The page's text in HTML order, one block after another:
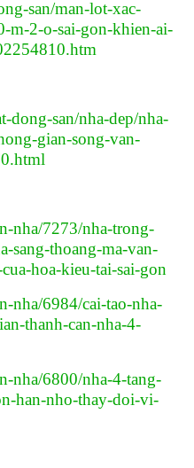
san/man-lot-xac-
m-2-o-sai-gon-khien-ai-
dong-san/nha-dep/nha-
gian-song-van-
nha/7273/nha-trong-
sang-thoang-ma-van-
hoa-kieu-tai-sai-gon
nha/6984/cai-tao-nha-
thanh-can-nha-4-
nha/6800/nha-4-tang-
han-nho-thay-doi-vi-